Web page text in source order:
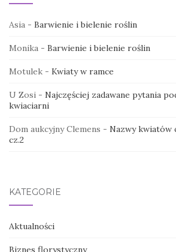
Asia - Barwienie i bielenie roślin
Monika - Barwienie i bielenie roślin
Motulek - Kwiaty w ramce
U Zosi - Najczęściej zadawane pytania
kwiaciarni
Dom aukcyjny Clemens - Nazwy kwiatów
cz.2
KATEGORIE
Aktualności
Biznes florystyczny